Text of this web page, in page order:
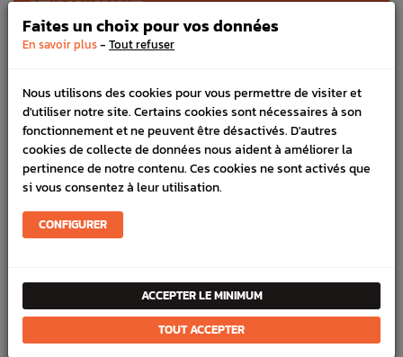
DÉTAILS DU PRODUIT
DOCUMENTS JOINTS
VÉHICULES COMPATIBLE
Marque :WHITELINE
Référence :5929
FICHE TECHNIQUE
Chassis
Anti-roulis & Links
DANSLA MÊME
CATÉGORIE
Faites un choix pour vos données
En savoir plus- Tout refuser
Nous utilisons des cookies pour vous permettre de visiter et
d'utiliser notre site. Certains cookies sont nécessaires à son
fonctionnement et ne peuvent être désactivés. D'autres
cookies de collecte de données nous aident à améliorer la
pertinence de notre contenu. Ces cookies ne sont activés que
si vous consentez à leur utilisation.
CONFIGURER
ACCEPTER LE MINIMUM
TOUT ACCEPTER